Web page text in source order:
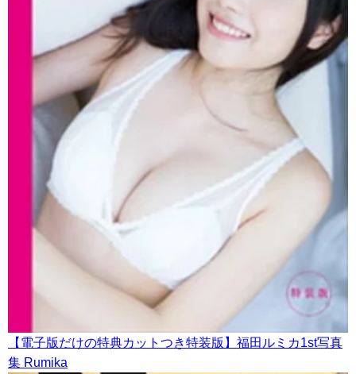
【電子版だけの特典カットつき特装版】福田ルミカ1st写真
集 Rumika